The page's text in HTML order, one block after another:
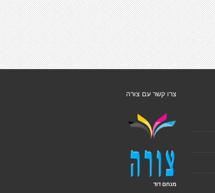
צרו קשר עם צורה
מנחם דוד